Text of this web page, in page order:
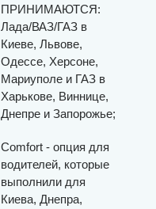
ПРИНИМАЮТСЯ:
Лада/ВАЗ/ГАЗ в
Киеве, Львове,
Одессе, Херсоне,
Мариуполе и ГАЗ в
Харькове, Виннице,
Днепре и Запорожье;
Comfort - опция для
водителей, которые
выполнили для
Киева, Днепра,